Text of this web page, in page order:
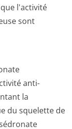
l'activité
sont
anti-
la
du squelette de